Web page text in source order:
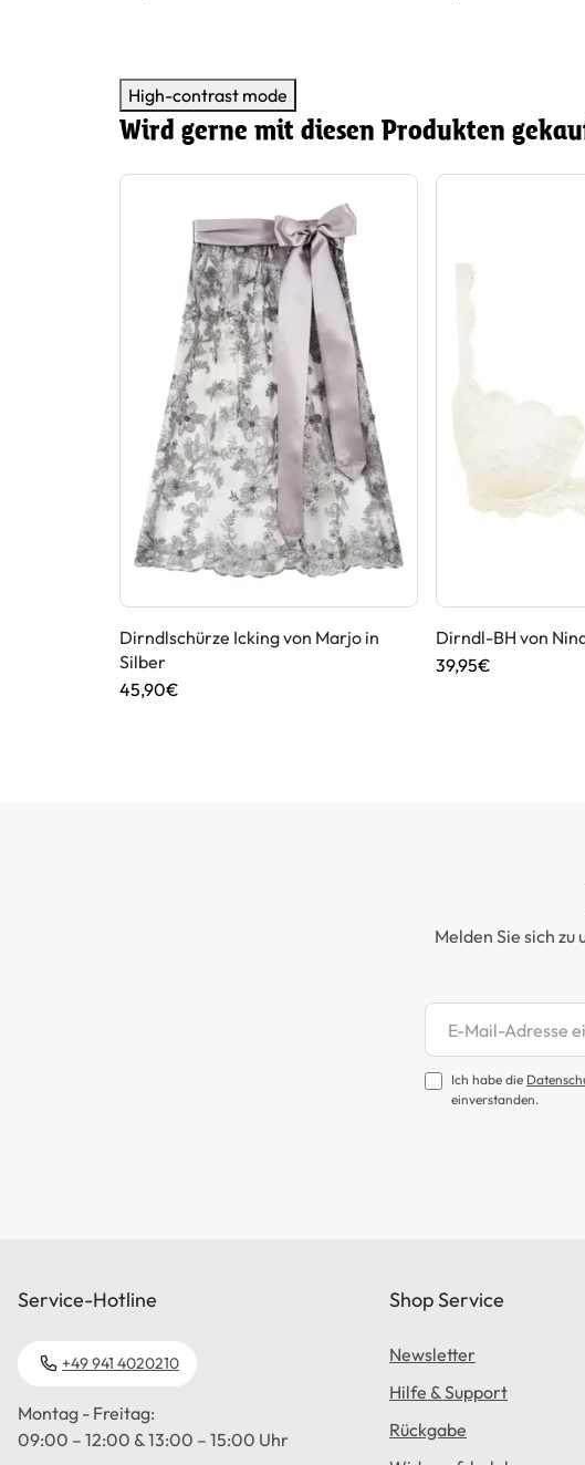
High-contrast mode
Wird gerne mit diesen Produkten
Dirndlschürze Icking von Marjo in
Silber
45,90€
Dirndl-BH von
39,95€
Melden Sie sich
Newsletter
Ich habe die
einverstanden.
Service-Hotline
+49 941 4020210
Montag - Freitag:
09:00 – 12:00 & 13:00 – 15:00 Uhr
Shop Service
Newsletter
Hilfe & Support
Rückgabe